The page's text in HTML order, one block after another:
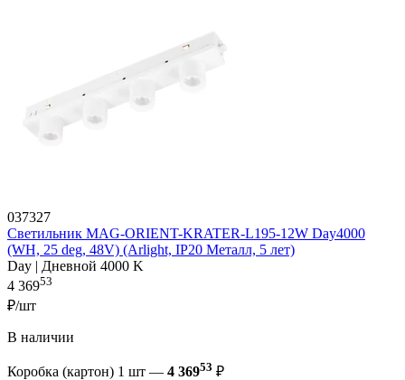
037327
Светильник MAG-ORIENT-KRATER-L195-12W Day4000
(WH, 25 deg, 48V) (Arlight, IP20 Металл, 5 лет)
Day | Дневной 4000 K
4 36953
₽/шт
В наличии
Коробка (картон) 1 шт — 4 36953 ₽